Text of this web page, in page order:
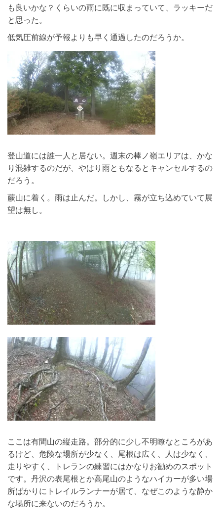
も良いかな？くらいの雨に既に収まっていて、ラッキーだ
と思った。
低気圧前線が予報よりも早く通過したのだろうか。
登山道には誰一人と居ない。週末の棒ノ嶺エリアは、かな
り混雑するのだが、やはり雨ともなるとキャンセルするの
だろう。
蕨山に着く。雨は止んだ。しかし、霧が立ち込めていて展
望は無し。
ここは有間山の縦走路。部分的に少し不明瞭なところがあ
るけど、危険な場所が少なく、尾根は広く、人は少なく、
走りやすく、トレランの練習にはかなりお勧めのスポット
です。丹沢の表尾根とか高尾山のようなハイカーが多い場
所ばかりにトレイルランナーが居て、なぜこのような静か
な場所に来ないのだろうか。